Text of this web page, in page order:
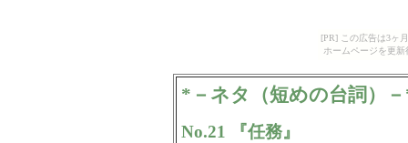
[PR] この広告は3ヶ
ホームページを更
*－ネタ（短めの台詞）
No.21 『任務』